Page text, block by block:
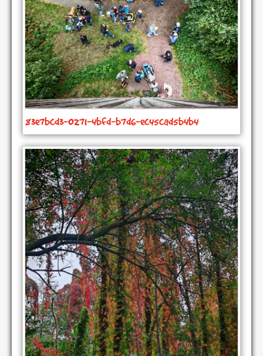
83e7bcd3-0271-4bfd-b7d6-ec45cad5b4b4